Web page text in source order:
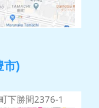
市)
下勝間2376-1